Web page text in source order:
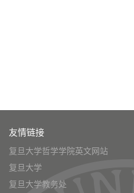
友情链接
复旦大学哲学学院英文网站
复旦大学
复旦大学教务处